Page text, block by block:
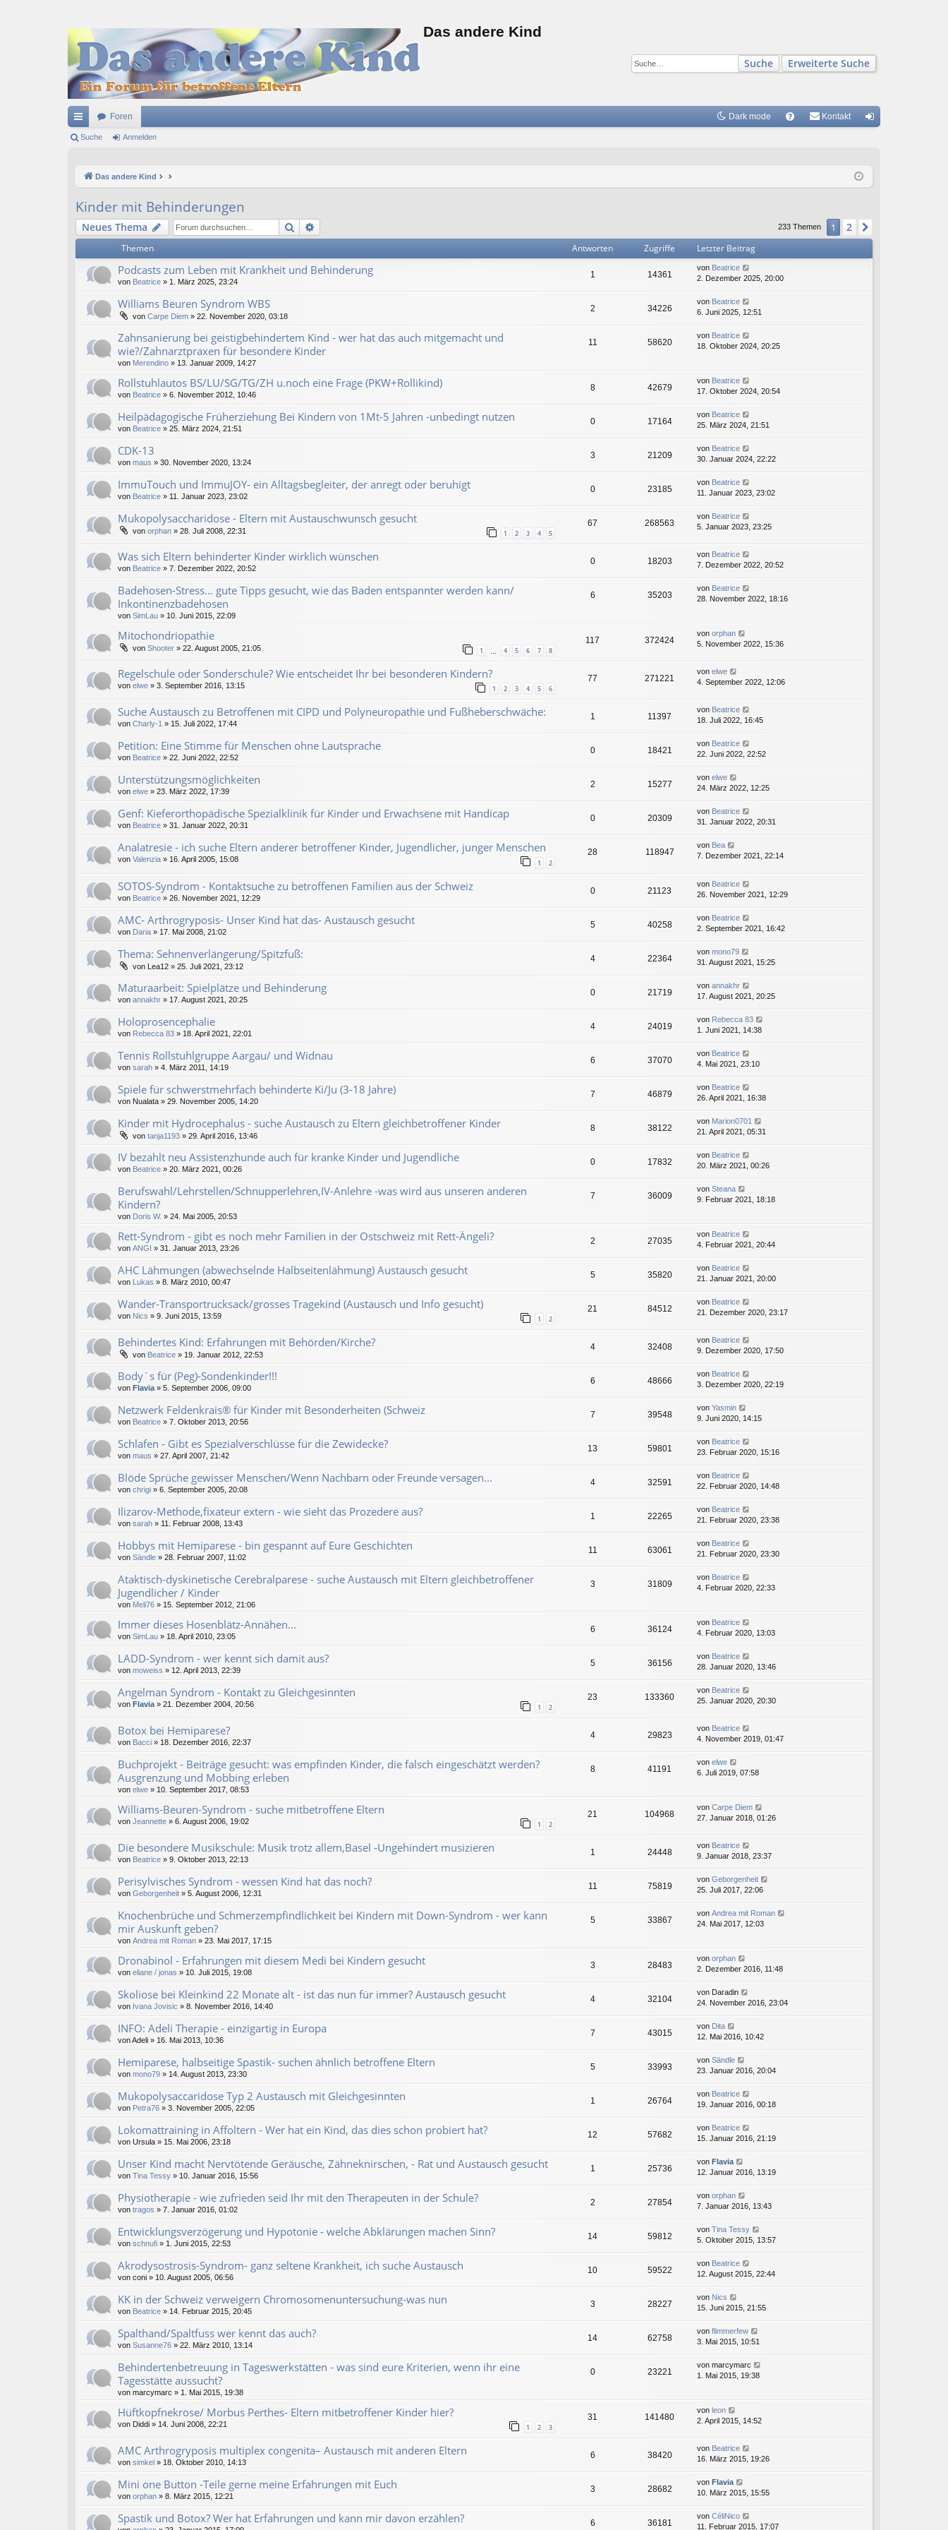
Das andere Kind
Suche Erweiterte Suche
ch
ug
riff
Foren Dark mode Kontakt
n
Suche Anmelden
Das andere Kind
Kinder mit Behinderungen
Neues Thema Suche 233 Themen 1 2
Themen Antworten Zugriffe Letzter Beitrag
Podcasts zum Leben mit Krankheit und Behinderung
von Beatrice » 1. März 2025, 23:24
1 14361
von Beatrice
2. Dezember 2025, 20:00
Williams Beuren Syndrom WBS
von Carpe Diem » 22. November 2020, 03:18
2 34226
von Beatrice
6. Juni 2025, 12:51
Zahnsanierung bei geistigbehindertem Kind - wer hat das auch mitgemacht und
wie?/Zahnarztpraxen für besondere Kinder
von Merendino » 13. Januar 2009, 14:27
11 58620
von Beatrice
18. Oktober 2024, 20:25
Rollstuhlautos BS/LU/SG/TG/ZH u.noch eine Frage (PKW+Rollikind)
von Beatrice » 6. November 2012, 10:46
8 42679
von Beatrice
17. Oktober 2024, 20:54
Heilpädagogische Früherziehung Bei Kindern von 1Mt-5 Jahren -unbedingt nutzen
von Beatrice » 25. März 2024, 21:51
0 17164
von Beatrice
25. März 2024, 21:51
CDK-13
von maus » 30. November 2020, 13:24
3 21209
von Beatrice
30. Januar 2024, 22:22
ImmuTouch und ImmuJOY- ein Alltagsbegleiter, der anregt oder beruhigt
von Beatrice » 11. Januar 2023, 23:02
0 23185
von Beatrice
11. Januar 2023, 23:02
Mukopolysaccharidose - Eltern mit Austauschwunsch gesucht
von orphan » 28. Juli 2008, 22:31 1 2 3 4 5
67 268563
von Beatrice
5. Januar 2023, 23:25
Was sich Eltern behinderter Kinder wirklich wünschen
von Beatrice » 7. Dezember 2022, 20:52
0 18203
von Beatrice
7. Dezember 2022, 20:52
Badehosen-Stress... gute Tipps gesucht, wie das Baden entspannter werden kann/
Inkontinenzbadehosen
von SimLau » 10. Juni 2015, 22:09
6 35203
von Beatrice
28. November 2022, 18:16
Mitochondriopathie
von Shooter » 22. August 2005, 21:05 1 … 4 5 6 7 8
117 372424
von orphan
5. November 2022, 15:36
Regelschule oder Sonderschule? Wie entscheidet Ihr bei besonderen Kindern?
von elwe » 3. September 2016, 13:15 1 2 3 4 5 6
77 271221
von elwe
4. September 2022, 12:06
Suche Austausch zu Betroffenen mit CIPD und Polyneuropathie und Fußheberschwäche:
von Charly-1 » 15. Juli 2022, 17:44
1 11397
von Beatrice
18. Juli 2022, 16:45
Petition: Eine Stimme für Menschen ohne Lautsprache
von Beatrice » 22. Juni 2022, 22:52
0 18421
von Beatrice
22. Juni 2022, 22:52
Unterstützungsmöglichkeiten
von elwe » 23. März 2022, 17:39
2 15277
von elwe
24. März 2022, 12:25
Genf: Kieferorthopädische Spezialklinik für Kinder und Erwachsene mit Handicap
von Beatrice » 31. Januar 2022, 20:31
0 20309
von Beatrice
31. Januar 2022, 20:31
Analatresie - ich suche Eltern anderer betroffener Kinder, Jugendlicher, junger Menschen
von Valenzia » 16. April 2005, 15:08 1 2
28 118947
von Bea
7. Dezember 2021, 22:14
SOTOS-Syndrom - Kontaktsuche zu betroffenen Familien aus der Schweiz
von Beatrice » 26. November 2021, 12:29
0 21123
von Beatrice
26. November 2021, 12:29
AMC- Arthrogryposis- Unser Kind hat das- Austausch gesucht
von Daria » 17. Mai 2008, 21:02
5 40258
von Beatrice
2. September 2021, 16:42
Thema: Sehnenverlängerung/Spitzfuß:
von Lea12 » 25. Juli 2021, 23:12
4 22364
von mono79
31. August 2021, 15:25
Maturaarbeit: Spielplätze und Behinderung
von annakhr » 17. August 2021, 20:25
0 21719
von annakhr
17. August 2021, 20:25
Holoprosencephalie
von Rebecca 83 » 18. April 2021, 22:01
4 24019
von Rebecca 83
1. Juni 2021, 14:38
Tennis Rollstuhlgruppe Aargau/ und Widnau
von sarah » 4. März 2011, 14:19
6 37070
von Beatrice
4. Mai 2021, 23:10
Spiele für schwerstmehrfach behinderte Ki/Ju (3-18 Jahre)
von Nualata » 29. November 2005, 14:20
7 46879
von Beatrice
26. April 2021, 16:38
Kinder mit Hydrocephalus - suche Austausch zu Eltern gleichbetroffener Kinder
von tanja1193 » 29. April 2016, 13:46
8 38122
von Marion0701
21. April 2021, 05:31
IV bezahlt neu Assistenzhunde auch für kranke Kinder und Jugendliche
von Beatrice » 20. März 2021, 00:26
0 17832
von Beatrice
20. März 2021, 00:26
Berufswahl/Lehrstellen/Schnupperlehren,IV-Anlehre -was wird aus unseren anderen
Kindern?
von Doris W. » 24. Mai 2005, 20:53
7 36009
von Steana
9. Februar 2021, 18:18
Rett-Syndrom - gibt es noch mehr Familien in der Ostschweiz mit Rett-Ängeli?
von ANGI » 31. Januar 2013, 23:26
2 27035
von Beatrice
4. Februar 2021, 20:44
AHC Lähmungen (abwechselnde Halbseitenlähmung) Austausch gesucht
von Lukas » 8. März 2010, 00:47
5 35820
von Beatrice
21. Januar 2021, 20:00
Wander-Transportrucksack/grosses Tragekind (Austausch und Info gesucht)
von Nics » 9. Juni 2015, 13:59 1 2
21 84512
von Beatrice
21. Dezember 2020, 23:17
Behindertes Kind: Erfahrungen mit Behörden/Kirche?
von Beatrice » 19. Januar 2012, 22:53
4 32408
von Beatrice
9. Dezember 2020, 17:50
Body`s für (Peg)-Sondenkinder!!!
von Flavia » 5. September 2006, 09:00
6 48666
von Beatrice
3. Dezember 2020, 22:19
Netzwerk Feldenkrais® für Kinder mit Besonderheiten (Schweiz
von Beatrice » 7. Oktober 2013, 20:56
7 39548
von Yasmin
9. Juni 2020, 14:15
Schlafen - Gibt es Spezialverschlüsse für die Zewidecke?
von maus » 27. April 2007, 21:42
13 59801
von Beatrice
23. Februar 2020, 15:16
Blöde Sprüche gewisser Menschen/Wenn Nachbarn oder Freunde versagen...
von chrigi » 6. September 2005, 20:08
4 32591
von Beatrice
22. Februar 2020, 14:48
Ilizarov-Methode,fixateur extern - wie sieht das Prozedere aus?
von sarah » 11. Februar 2008, 13:43
1 22265
von Beatrice
21. Februar 2020, 23:38
Hobbys mit Hemiparese - bin gespannt auf Eure Geschichten
von Sändle » 28. Februar 2007, 11:02
11 63061
von Beatrice
21. Februar 2020, 23:30
Ataktisch-dyskinetische Cerebralparese - suche Austausch mit Eltern gleichbetroffener
Jugendlicher / Kinder
von Meli76 » 15. September 2012, 21:06
3 31809
von Beatrice
4. Februar 2020, 22:33
Immer dieses Hosenblätz-Annähen...
von SimLau » 18. April 2010, 23:05
6 36124
von Beatrice
4. Februar 2020, 13:03
LADD-Syndrom - wer kennt sich damit aus?
von moweiss » 12. April 2013, 22:39
5 36156
von Beatrice
28. Januar 2020, 13:46
Angelman Syndrom - Kontakt zu Gleichgesinnten
von Flavia » 21. Dezember 2004, 20:56 1 2
23 133360
von Beatrice
25. Januar 2020, 20:30
Botox bei Hemiparese?
von Bacci » 18. Dezember 2016, 22:37
4 29823
von Beatrice
4. November 2019, 01:47
Buchprojekt - Beiträge gesucht: was empfinden Kinder, die falsch eingeschätzt werden?
Ausgrenzung und Mobbing erleben
von elwe » 10. September 2017, 08:53
8 41191
von elwe
6. Juli 2019, 07:58
Williams-Beuren-Syndrom - suche mitbetroffene Eltern
von Jeannette » 6. August 2006, 19:02 1 2
21 104968
von Carpe Diem
27. Januar 2018, 01:26
Die besondere Musikschule: Musik trotz allem,Basel -Ungehindert musizieren
von Beatrice » 9. Oktober 2013, 22:13
1 24448
von Beatrice
9. Januar 2018, 23:37
Perisylvisches Syndrom - wessen Kind hat das noch?
von Geborgenheit » 5. August 2006, 12:31
11 75819
von Geborgenheit
25. Juli 2017, 22:06
Knochenbrüche und Schmerzempfindlichkeit bei Kindern mit Down-Syndrom - wer kann
mir Auskunft geben?
von Andrea mit Roman » 23. Mai 2017, 17:15
5 33867
von Andrea mit Roman
24. Mai 2017, 12:03
Dronabinol - Erfahrungen mit diesem Medi bei Kindern gesucht
von eliane / jonas » 10. Juli 2015, 19:08
3 28483
von orphan
2. Dezember 2016, 11:48
Skoliose bei Kleinkind 22 Monate alt - ist das nun für immer? Austausch gesucht
von Ivana Jovisic » 8. November 2016, 14:40
4 32104
von Daradin
24. November 2016, 23:04
INFO: Adeli Therapie - einzigartig in Europa
vonAdeli » 16. Mai 2013, 10:36
7 43015
von Dita
12. Mai 2016, 10:42
Hemiparese, halbseitige Spastik- suchen ähnlich betroffene Eltern
von mono79 » 14. August 2013, 23:30
5 33993
von Sändle
23. Januar 2016, 20:04
Mukopolysaccaridose Typ 2 Austausch mit Gleichgesinnten
von Petra76 » 3. November 2005, 22:05
1 26764
von Beatrice
19. Januar 2016, 00:18
Lokomattraining in Affoltern - Wer hat ein Kind, das dies schon probiert hat?
von Ursula » 15. Mai 2006, 23:18
12 57682
von Beatrice
15. Januar 2016, 21:19
Unser Kind macht Nervtötende Geräusche, Zähneknirschen, - Rat und Austausch gesucht
von Tina Tessy » 10. Januar 2016, 15:56
1 25736
von Flavia
12. Januar 2016, 13:19
Physiotherapie - wie zufrieden seid Ihr mit den Therapeuten in der Schule?
von tragos » 7. Januar 2016, 01:02
2 27854
von orphan
7. Januar 2016, 13:43
Entwicklungsverzögerung und Hypotonie - welche Abklärungen machen Sinn?
von schnufi » 1. Juni 2015, 22:53
14 59812
von Tina Tessy
5. Oktober 2015, 13:57
Akrodysostrosis-Syndrom- ganz seltene Krankheit, ich suche Austausch
von coni » 10. August 2005, 06:56
10 59522
von Beatrice
12. August 2015, 22:44
KK in der Schweiz verweigern Chromosomenuntersuchung-was nun
von Beatrice » 14. Februar 2015, 20:45
3 28227
von Nics
15. Juni 2015, 21:55
Spalthand/Spaltfuss wer kennt das auch?
von Susanne76 » 22. März 2010, 13:14
14 62758
von flimmerfew
3. Mai 2015, 10:51
Behindertenbetreuung in Tageswerkstätten - was sind eure Kriterien, wenn ihr eine
Tagesstätte aussucht?
von marcymarc » 1. Mai 2015, 19:38
0 23221
von marcymarc
1. Mai 2015, 19:38
Hüftkopfnekrose/ Morbus Perthes- Eltern mitbetroffener Kinder hier?
von Diddi » 14. Juni 2008, 22:21 1 2 3
31 141480
von leon
2. April 2015, 14:52
AMC Arthrogryposis multiplex congenita– Austausch mit anderen Eltern
von simkel » 18. Oktober 2010, 14:13
6 38420
von Beatrice
16. März 2015, 19:26
Mini one Button -Teile gerne meine Erfahrungen mit Euch
von orphan » 8. März 2015, 12:21
3 28682
von Flavia
10. März 2015, 15:55
Spastik und Botox? Wer hat Erfahrungen und kann mir davon erzählen? 6 36181
von CéliNico
11. Februar 2015, 17:07